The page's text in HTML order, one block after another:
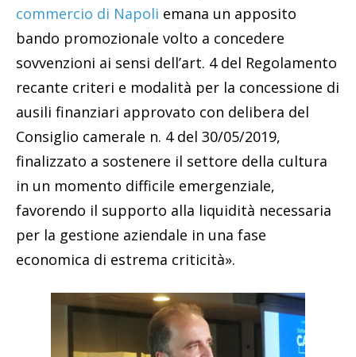
commercio di Napoli emana un apposito
bando promozionale volto a concedere
sovvenzioni ai sensi dell’art. 4 del Regolamento
recante criteri e modalità per la concessione di
ausili finanziari approvato con delibera del
Consiglio camerale n. 4 del 30/05/2019,
finalizzato a sostenere il settore della cultura
in un momento difficile emergenziale,
favorendo il supporto alla liquidità necessaria
per la gestione aziendale in una fase
economica di estrema criticità».